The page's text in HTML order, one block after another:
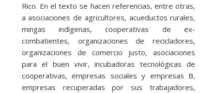
Rico. En el texto se hacen referencias, entre otras,
a asociaciones de agricultores, acueductos rurales,
mingas indígenas, cooperativas de ex-
combatientes, organizaciones de recicladores,
organizaciones de comercio justo, asociaciones
para el buen vivir, incubadoras tecnológicas de
cooperativas, empresas sociales y empresas B,
empresas recuperadas por sus trabajadores,